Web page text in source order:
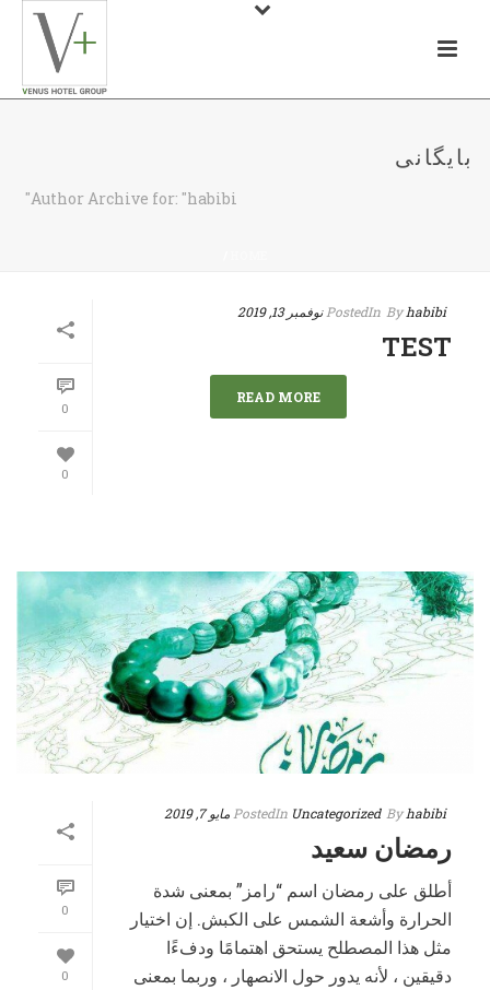
بایگانی
Author Archive for: "habibi"
0
0
By habibi
In
Posted نوفمبر 13, 2019
TEST
READ MORE
0
0
By habibi
In Uncategorized
Posted مايو 7, 2019
رمضان سعيد
أطلق على رمضان اسم “رامز” بمعنى شدة
الحرارة وأشعة الشمس على الكبش. إن اختيار
مثل هذا المصطلح يستحق اهتمامًا ودفءًا
دقيقين ، لأنه يدور حول الانصهار ، وربما بمعنى